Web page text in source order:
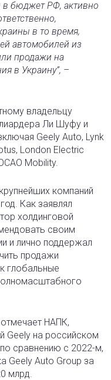
в бюджет РФ, активно
в то время,
автомобилей из
продажи на
в Украину”, –
владельцу
Ли Шуфу и
Geely Auto, Lynk
London Electric
Mobility.
компаний
Как заявлял
холдинговой
своим
и лично поддержал
продажи
глобальные
НАПК,
Geely на российском
сравнению с 2022-м,
Geely Auto Group за
млрд.